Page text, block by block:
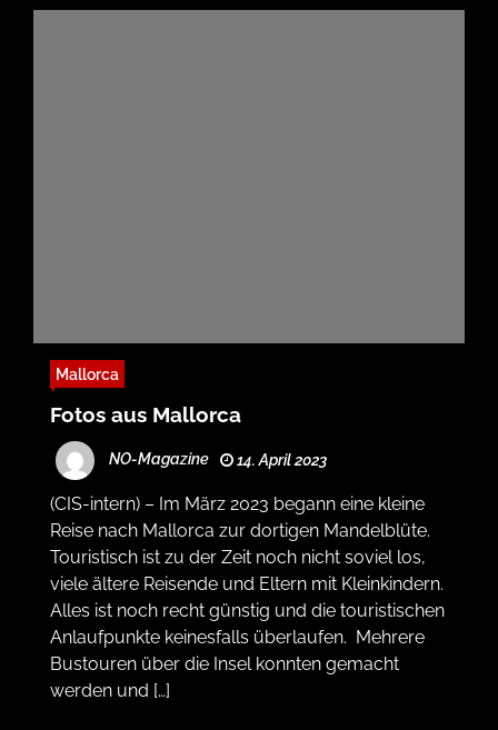
Mallorca
Fotos aus Mallorca
NO-Magazine 14. April 2023
(CIS-intern) – Im März 2023 begann eine kleine
Reise nach Mallorca zur dortigen Mandelblüte.
Touristisch ist zu der Zeit noch nicht soviel los,
viele ältere Reisende und Eltern mit Kleinkindern.
Alles ist noch recht günstig und die touristischen
Anlaufpunkte keinesfalls überlaufen. Mehrere
Bustouren über die Insel konnten gemacht
werden und […]